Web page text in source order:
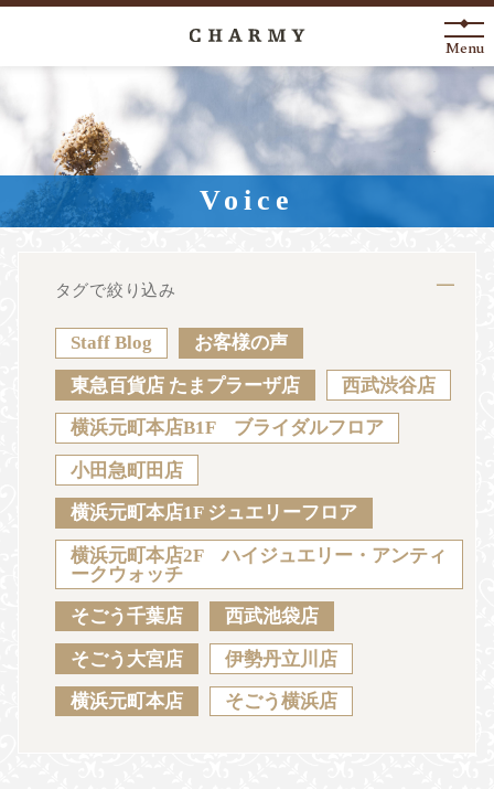
New Arrival
About
Engagement Ring
Anniversary
News Blog
Sustainability Voice Catalog
JA EN CH KO
Menu
Voice
タグで絞り込み
Staff Blog お客様の声
東急百貨店 たまプラーザ店 西武渋谷店
横浜元町本店B1F ブライダルフロア
小田急町田店
横浜元町本店1F ジュエリーフロア
横浜元町本店2F ハイジュエリー・アンティ
ークウォッチ
そごう千葉店 西武池袋店
そごう大宮店 伊勢丹立川店
横浜元町本店 そごう横浜店